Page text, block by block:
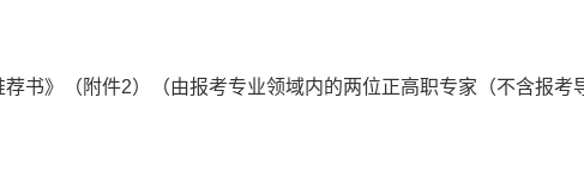
书》（附件2）（由报考专业领域内的两位正高职专家（不含报考